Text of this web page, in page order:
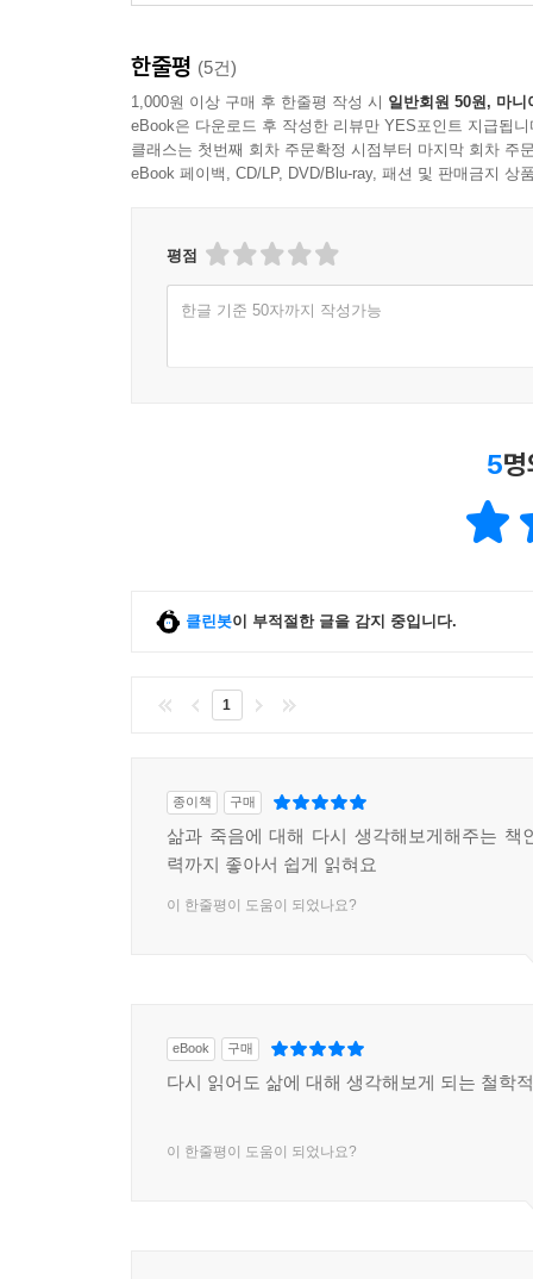
한줄평 (5건)
1,000원 이상 구매 후 한줄평 작성 시 일반회원 50원, 마니
eBook은 다운로드 후 작성한 리뷰만 YES포인트 지급됩니
클래스는 첫번째 회차 주문확정 시점부터 마지막 회차 주
eBook 페이백, CD/LP, DVD/Blu-ray, 패션 및 판매금지 상
평점
한글 기준 50자까지 작성가능
5
클린봇이 부적절한 글을 감지 중입니다.
1
종이책 구매
삶과 죽음에 대해 다시 생각해보게해주는 책
력까지 좋아서 쉽게 읽혀요
이 한줄평이 도움이 되었나요?
eBook 구매
다시 읽어도 삶에 대해 생각해보게 되는 철학
이 한줄평이 도움이 되었나요?